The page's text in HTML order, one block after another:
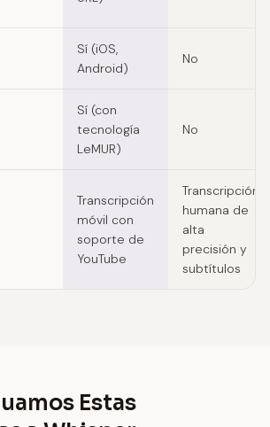
Sí (iOS,
Android)
No
Sí (con
tecnología
LeMUR)
No
Transcripción
móvil con
soporte de
YouTube
Transcripción
humana de
alta
precisión y
subtítulos
Estas